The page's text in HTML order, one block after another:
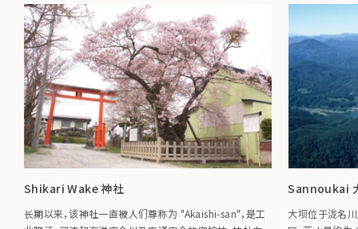
Shikari Wake 神社
长期以来，该神社一直被人们尊称为 "Akaishi-san"，是工
Sannoukai
大坝位于泷名